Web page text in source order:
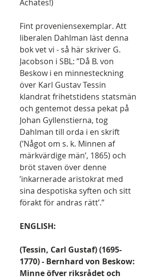
Achates!)
Fint proveniensexemplar. Att
liberalen Dahlman läst denna
bok vet vi - så här skriver G.
Jacobson i SBL: ”Då B. von
Beskow i en minnesteckning
över Karl Gustav Tessin
klandrat frihetstidens statsmän
och gentemot dessa pekat på
Johan Gyllenstierna, tog
Dahlman till orda i en skrift
(’Något om s. k. Minnen af
märkvärdige män’, 1865) och
bröt staven över denne
’inkarnerade aristokrat med
sina despotiska syften och sitt
förakt för andras rätt’.”
ENGLISH:
(Tessin, Carl Gustaf) (1695-
1770) - Bernhard von Beskow:
Minne öfver riksrådet och